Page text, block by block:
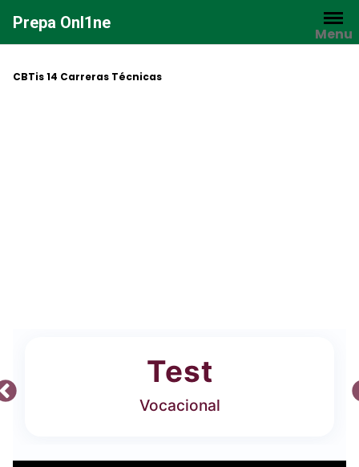
contenido
Prepa Onl1ne
Menu
CBTis 14 Carreras Técnicas
Test
Vocacional